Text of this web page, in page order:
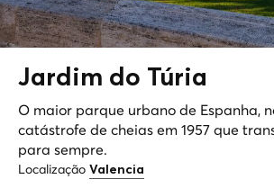
Jardim do Túria
O maior parque urbano de Espanha,
catástrofe de cheias em 1957 que
para sempre.
Localização Valencia